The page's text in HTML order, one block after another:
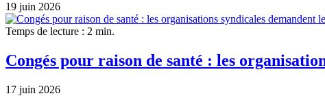
19 juin 2026
Temps de lecture : 2 min.
Congés pour raison de santé : les
17 juin 2026